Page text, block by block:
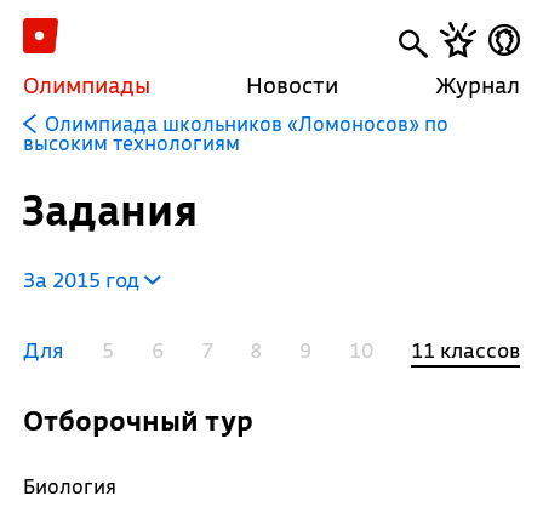
Олимпиады Новости Журнал
Олимпиада школьников «Ломоносов» по
высоким технологиям
Задания
За 2015 год
Для 5 6 7 8 9 10 11 классов
Отборочный тур
Биология